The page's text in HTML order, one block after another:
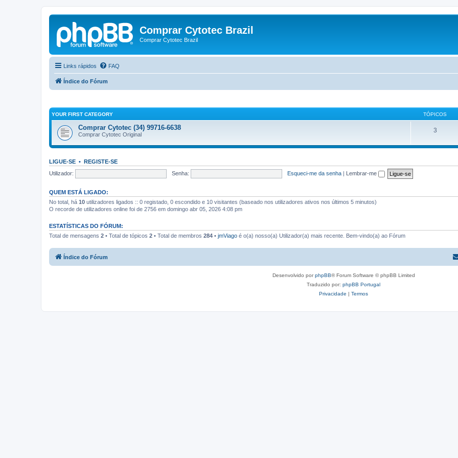
Comprar Cytotec Brazil
Comprar Cytotec Brazil
Links rápidos FAQ
Índice do Fórum
YOUR FIRST CATEGORY TÓPICOS
Comprar Cytotec (34) 99716-6638
Comprar Cytotec Original
3
LIGUE-SE • REGISTE-SE
Utilizador:
Senha: Esqueci-me da senha | Lembrar-me
QUEM ESTÁ LIGADO:
No total, há 10 utilizadores ligados :: 0 registado, 0 escondido e 10 visitantes (baseado nos utilizadores ativos nos últimos 5 minutos)
O recorde de utilizadores online foi de 2756 em domingo abr 05, 2026 4:08 pm
ESTATÍSTICAS DO FÓRUM:
Total de mensagens 2 • Total de tópicos 2 • Total de membros 284 • jmViago é o(a) nosso(a) Utilizador(a) mais recente. Bem-vindo(a) ao Fórum
Índice do Fórum
Desenvolvido porphpBB® Forum Software © phpBB Limited
Traduzido por: phpBB Portugal
Privacidade | Termos